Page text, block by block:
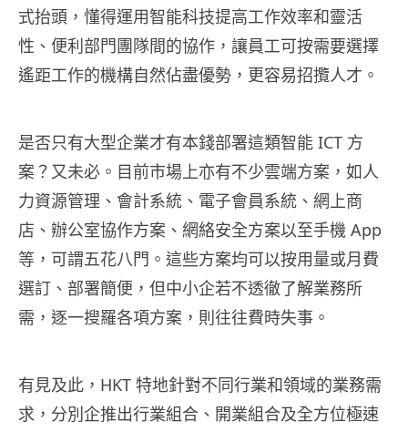
式抬頭，懂得運用智能科技提高工作效率和靈活
性、便利部門團隊間的協作，讓員工可按需要選擇
遙距工作的機構自然佔盡優勢，更容易招攬人才。
是否只有大型企業才有本錢部署這類智能 ICT 方
案？又未必。目前市場上亦有不少雲端方案，如人
力資源管理、會計系統、電子會員系統、網上商
店、辦公室協作方案、網絡安全方案以至手機 App
等，可謂五花八門。這些方案均可以按用量或月費
選訂、部署簡便，但中小企若不透徹了解業務所
需，逐一搜羅各項方案，則往往費時失事。
有見及此，HKT 特地針對不同行業和領域的業務需
求，分別企推出行業組合、開業組合及全方位極速